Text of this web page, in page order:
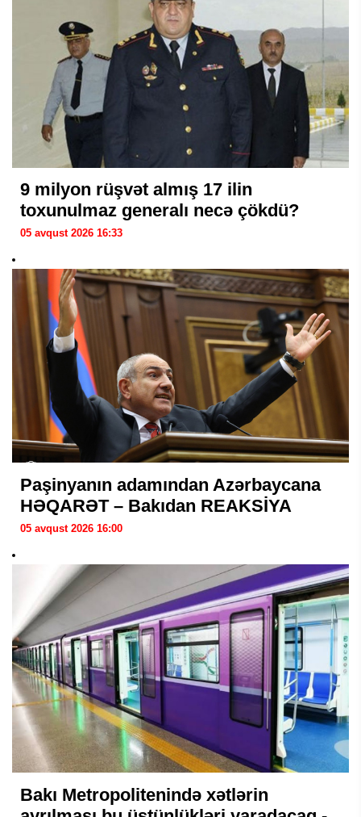
9 milyon rüşvət almış 17 ilin
toxunulmaz generalı necə çökdü?
05 avqust 2026 16:33
Paşinyanın adamından Azərbaycana
HƏQARƏT – Bakıdan REAKSİYA
05 avqust 2026 16:00
Bakı Metropolitenində xətlərin